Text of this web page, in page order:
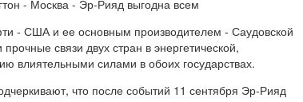
- Москва - Эр-Рияд выгодна всем
- США и ее основным производителем - Саудовской
связи двух стран в энергетической,
влиятельными силами в обоих государствах.
что после событий 11 сентября Эр-Рияд